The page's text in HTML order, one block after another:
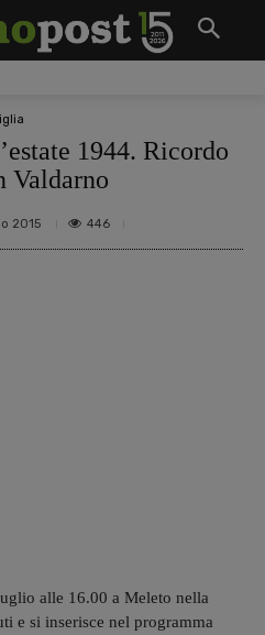
1944. Ricordo
Valdarno
2015 446
alle 16.00 a Meleto nella
e si inserisce nel programma